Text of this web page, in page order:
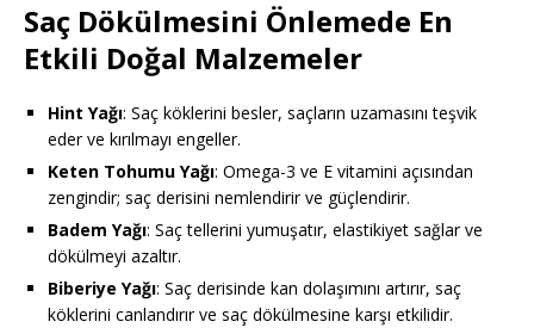
Saç Dökülmesini Önlemede En
Etkili Doğal Malzemeler
Hint Yağı: Saç köklerini besler, saçların uzamasını teşvik
eder ve kırılmayı engeller.
Keten Tohumu Yağı: Omega-3 ve E vitamini açısından
zengindir; saç derisini nemlendirir ve güçlendirir.
Badem Yağı: Saç tellerini yumuşatır, elastikiyet sağlar ve
dökülmeyi azaltır.
Biberiye Yağı: Saç derisinde kan dolaşımını artırır, saç
köklerini canlandırır ve saç dökülmesine karşı etkilidir.